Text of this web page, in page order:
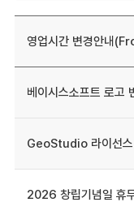
영업시간 변경안내
베이시스소프트 로고
GeoStudio 라이선스
2026 창립기념일 휴